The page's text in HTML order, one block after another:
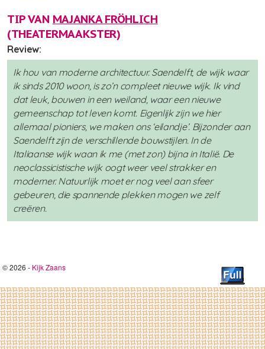
TIP VAN MAJANKA FRÖHLICH
(THEATERMAAKSTER)
Review:
Ik hou van moderne architectuur. Saendelft, de wijk waar
ik sinds 2010 woon, is zo’n compleet nieuwe wijk. Ik vind
dat leuk, bouwen in een weiland, waar een nieuwe
gemeenschap tot leven komt. Eigenlijk zijn we hier
allemaal pioniers, we maken ons ‘eilandje’. Bijzonder aan
Saendelft zijn de verschillende bouwstijlen. In de
Italiaanse wijk waan ik me (met zon) bijna in Italië. De
neoclassicistische wijk oogt weer veel strakker en
moderner. Natuurlijk moet er nog veel aan sfeer
gebeuren, die spannende plekken mogen we zelf
creëren.
© 2026 - Kijk Zaans